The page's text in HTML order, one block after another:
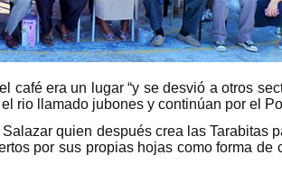
era un lugar “y se desvió a otros
rio llamado jubones y continúan por el
quien después crea las Tarabitas
por sus propias hojas como forma